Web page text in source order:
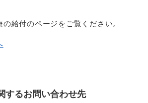
の給付のページをご覧ください。
するお問い合わせ先